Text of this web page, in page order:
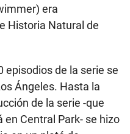
era
Historia Natural de
episodios de la serie se
Ángeles. Hasta la
de la serie -que
Central Park- se hizo